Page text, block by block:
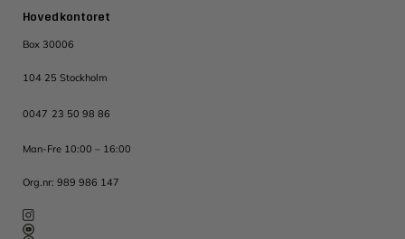
Hovedkontoret
Box 30006
104 25 Stockholm
0047 23 50 98 86
Man-Fre 10:00 – 16:00
Org.nr: 989 986 147